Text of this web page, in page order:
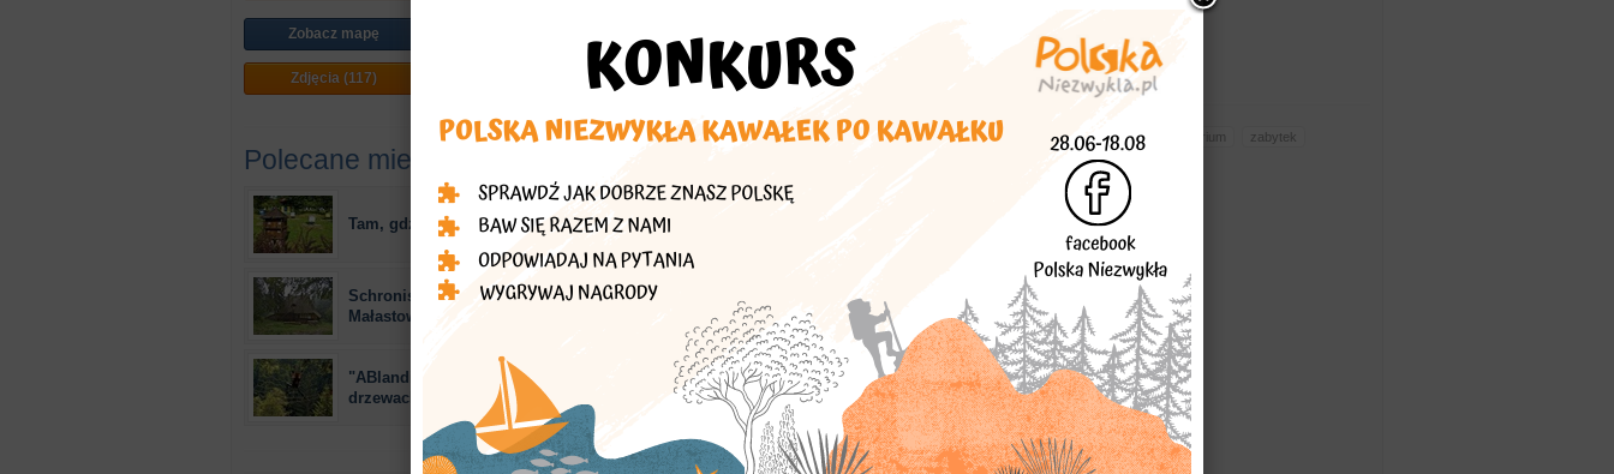
zabudowa miejska zabytkowa zabudowa uzdrowisko willa pensjonat sanatorium
zabytek
Beskid Wyspowy
Zobacz mapę
Zdjęcia (117)
Polecane miejsca
Tam, gdzie pszczoły gospodarzą
Schronisko na Magurze
Małastowskiej (1955 r.)
"ABlandia" - park linowy na
drzewach